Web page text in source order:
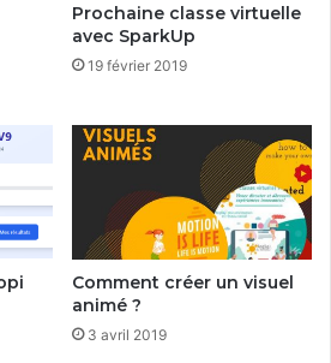
Prochaine classe virtuelle
avec SparkUp
19 février 2019
Comment créer un visuel
animé ?
3 avril 2019